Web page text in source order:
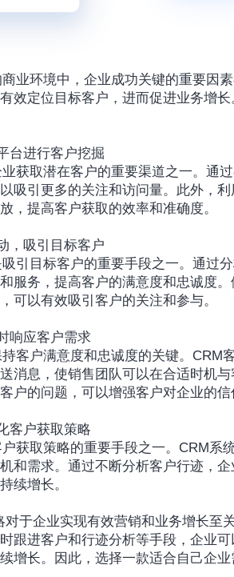
商业环境中，企业成功关键的重要因
效定位目标客户，进而促进业务增
台进行客户挖掘
吸引更多的关注和访问量。此外，
，提高客户获取的效率和准确度。
，吸引目标客户
服务，提高客户的满意度和忠诚度
可以有效吸引客户的关注和参与。
响应客户需求
消息，使销售团队可以在合适时机
户的问题，可以增强客户对企业的
客户获取策略
和需求。通过不断分析客户行迹，
续增长。
跟进客户和行迹分析等手段，企业
增长。因此，选择一款适合自己企